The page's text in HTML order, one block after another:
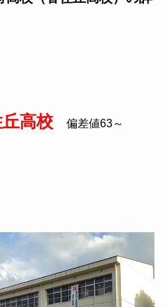
高校 偏差値63～